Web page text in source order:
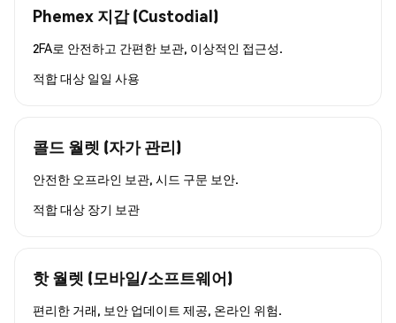
Phemex 지갑 (Custodial)
2FA로 안전하고 간편한 보관, 이상적인 접근성.
적합 대상 일일 사용
콜드 월렛 (자가 관리)
안전한 오프라인 보관, 시드 구문 보안.
적합 대상 장기 보관
핫 월렛 (모바일/소프트웨어)
편리한 거래, 보안 업데이트 제공, 온라인 위험.